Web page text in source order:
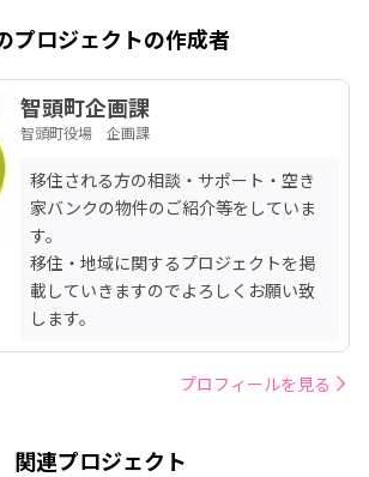
プロジェクトの作成者
智頭町企画課
智頭町役場 企画課
移住される方の相談・サポート・空き
家バンクの物件のご紹介等をしていま
す。
移住・地域に関するプロジェクトを掲
載していきますのでよろしくお願い致
します。
プロフィールを見る
関連プロジェクト